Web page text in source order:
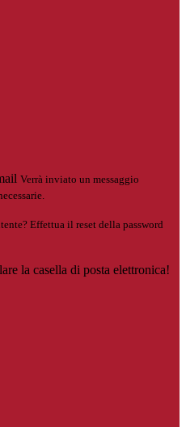
Verrà inviato un messaggio
Effettua il reset della password
la casella di posta elettronica!